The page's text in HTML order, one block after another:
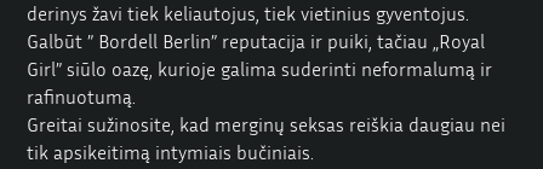
derinys žavi tiek keliautojus, tiek vietinius gyventojus.
Galbūt ” Bordell Berlin” reputacija ir puiki, tačiau „Royal
Girl” siūlo oazę, kurioje galima suderinti neformalumą ir
rafinuotumą.
Greitai sužinosite, kad merginų seksas reiškia daugiau nei
tik apsikeitimą intymiais bučiniais.